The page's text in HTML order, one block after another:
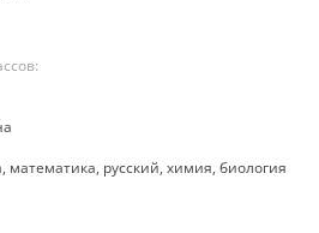
математика, русский, химия, биология